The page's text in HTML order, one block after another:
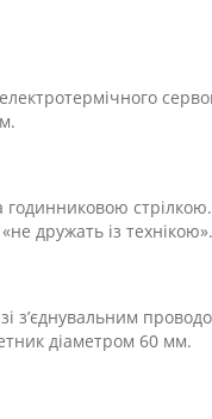
дружать із технікою».
з’єднувальним
діаметром 60 мм.